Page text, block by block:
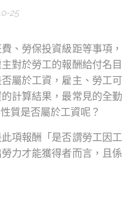
25
、勞保投資級距等事項，
對於勞工的報酬給付名目
屬於工資，雇主、勞工可
計算結果，最常見的全勤
質是否屬於工資呢？
項報酬「是否謂勞工因工
力才能獲得者而言，且係